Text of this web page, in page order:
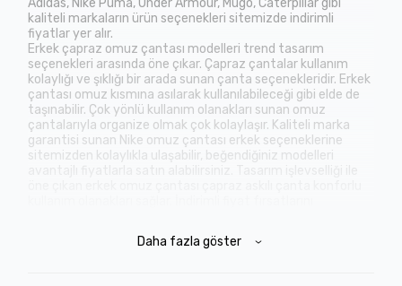
kaliteli markaların ürün seçenekleri sitemizde indirimli
fiyatlar yer alır.
Erkek çapraz omuz çantası modelleri trend tasarım
seçenekleri arasında öne çıkar. Çapraz çantalar kullanım
kolaylığı ve şıklığı bir arada sunan çanta seçenekleridir. Erkek
çantası omuz kısmına asılarak kullanılabileceği gibi elde de
taşınabilir. Çok yönlü kullanım olanakları sunan omuz
çantalarıyla organize olmak çok kolaylaşır. Kaliteli marka
garantisi sunan Nike omuz çantası erkek seçeneklerine
sitemizden kolaylıkla ulaşabilir, beğendiğiniz modelleri
Daha fazla göster